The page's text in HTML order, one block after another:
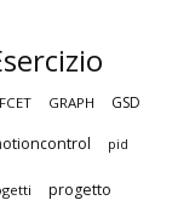
GRAPH GSD
pid
progetto